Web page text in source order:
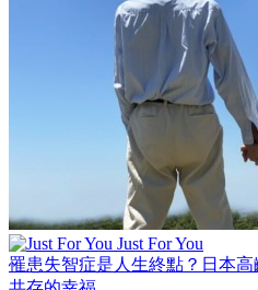
Just For You
罹患失智症是人生終點？日本